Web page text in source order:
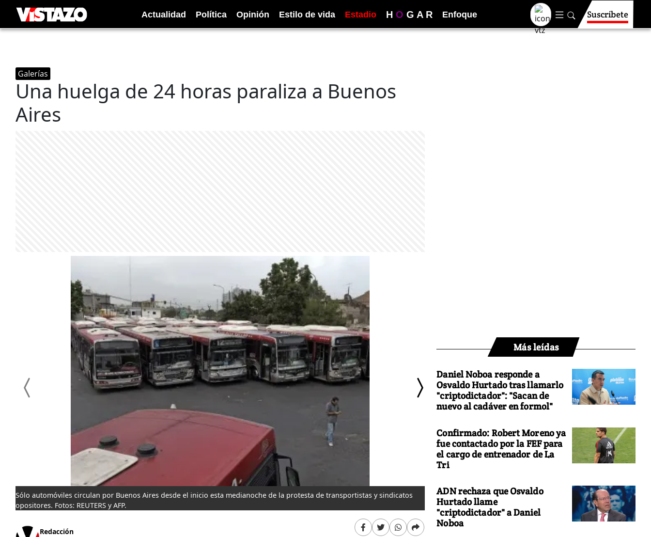
Actualidad Política Opinión Estilo de vida Estadio H O G A R Enfoque Suscríbete
Galerías
Una huelga de 24 horas paraliza a Buenos
Aires
Sólo automóviles circulan por Buenos Aires desde el inicio esta medianoche de la protesta de transportistas y sindicatos
opositores. Fotos: REUTERS y AFP.
Una huelga de 24 horas paraliza a Buenos Aires
Redacción
Más leídas
Daniel Noboa responde a
Osvaldo Hurtado tras llamarlo
"criptodictador": "Sacan de
nuevo al cadáver en formol"
Confirmado: Robert Moreno ya
fue contactado por la FEF para
el cargo de entrenador de La
Tri
ADN rechaza que Osvaldo
Hurtado llame
"criptodictador" a Daniel
Noboa